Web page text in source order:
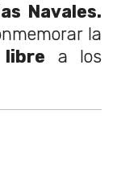
Navales.
la
a los